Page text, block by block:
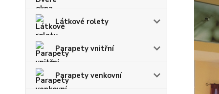
Látkové rolety
Parapety vnitřní
Parapety venkovní